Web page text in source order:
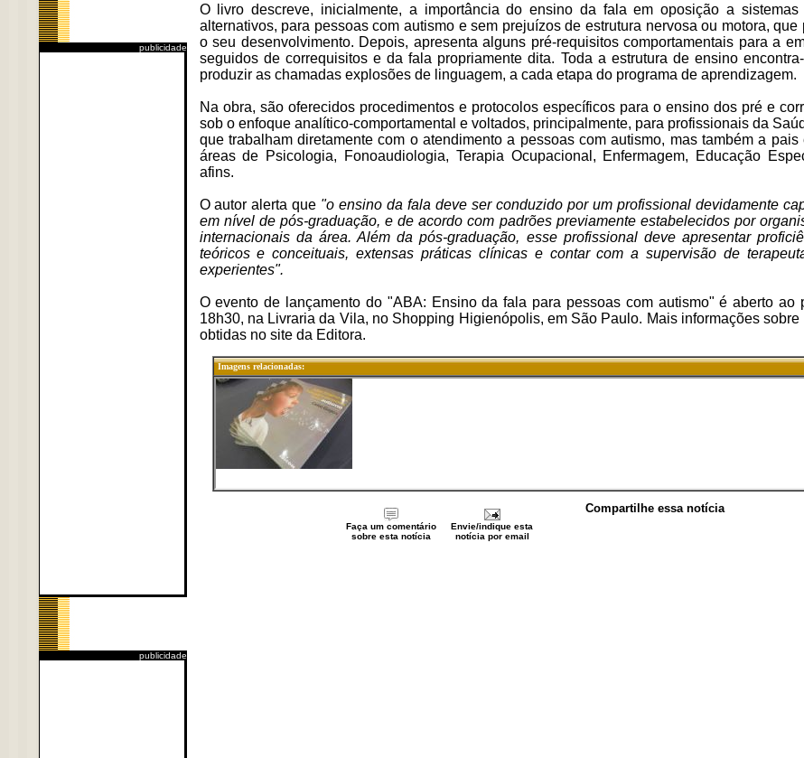
publicidade
publicidade
O livro descreve, inicialmente, a importância do ensino da fala em oposição a sistemas
alternativos, para pessoas com autismo e sem prejuízos de estrutura nervosa ou motora, que
o seu desenvolvimento. Depois, apresenta alguns pré-requisitos comportamentais para a
seguidos de correquisitos e da fala propriamente dita. Toda a estrutura de ensino
produzir as chamadas explosões de linguagem, a cada etapa do programa de aprendizagem.
Na obra, são oferecidos procedimentos e protocolos específicos para o ensino dos pré e
sob o enfoque analítico-comportamental e voltados, principalmente, para profissionais da
que trabalham diretamente com o atendimento a pessoas com autismo, mas também a pais
áreas de Psicologia, Fonoaudiologia, Terapia Ocupacional, Enfermagem, Educação
afins.
O autor alerta que "o ensino da fala deve ser conduzido por um profissional devidamente
em nível de pós-graduação, e de acordo com padrões previamente estabelecidos por
internacionais da área. Além da pós-graduação, esse profissional deve apresentar
teóricos e conceituais, extensas práticas clínicas e contar com a supervisão de
experientes".
O evento de lançamento do "ABA: Ensino da fala para pessoas com autismo" é aberto ao
18h30, na Livraria da Vila, no Shopping Higienópolis, em São Paulo. Mais informações
obtidas no site da Editora.
Imagens relacionadas:
Compartilhe essa notícia
Faça um comentário
sobre esta notícia
Envie/indique esta
notícia por email